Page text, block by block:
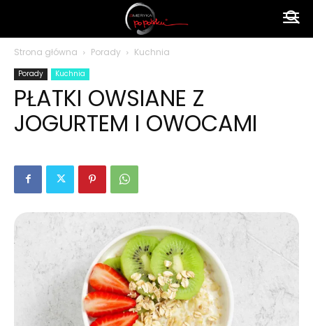
Strona główna Porady Kuchnia
Porady Kuchnia
PŁATKI OWSIANE Z
JOGURTEM I OWOCAMI